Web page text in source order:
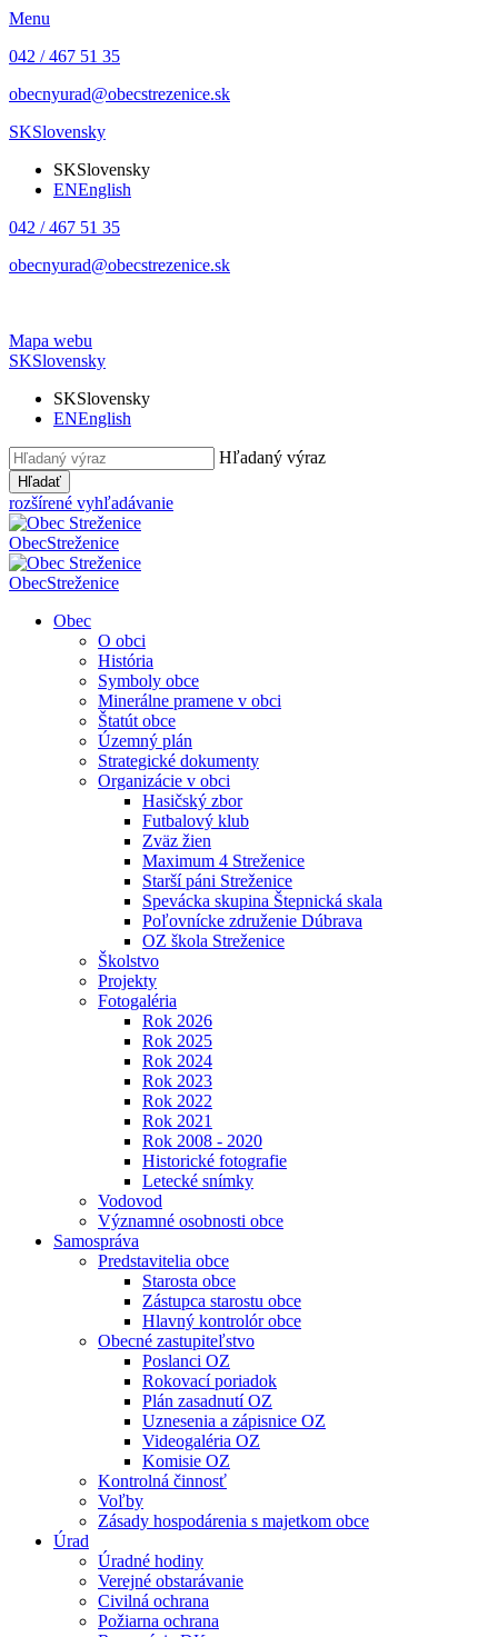
Menu
042 / 467 51 35
obecnyurad@obecstrezenice.sk
SKSlovensky
SKSlovensky
ENEnglish
042 / 467 51 35
obecnyurad@obecstrezenice.sk
Mapa webu
SKSlovensky
SKSlovensky
ENEnglish
Hľadaný výraz
Hľadať
rozšírené vyhľadávanie
ObecStreženice
ObecStreženice
Obec
O obci
História
Symboly obce
Minerálne pramene v obci
Štatút obce
Územný plán
Strategické dokumenty
Organizácie v obci
Hasičský zbor
Futbalový klub
Zväz žien
Maximum 4 Streženice
Starší páni Streženice
Spevácka skupina Štepnická skala
Poľovnícke združenie Dúbrava
OZ škola Streženice
Školstvo
Projekty
Fotogaléria
Rok 2026
Rok 2025
Rok 2024
Rok 2023
Rok 2022
Rok 2021
Rok 2008 - 2020
Historické fotografie
Letecké snímky
Vodovod
Významné osobnosti obce
Samospráva
Predstavitelia obce
Starosta obce
Zástupca starostu obce
Hlavný kontrolór obce
Obecné zastupiteľstvo
Poslanci OZ
Rokovací poriadok
Plán zasadnutí OZ
Uznesenia a zápisnice OZ
Videogaléria OZ
Komisie OZ
Kontrolná činnosť
Voľby
Zásady hospodárenia s majetkom obce
Úrad
Úradné hodiny
Verejné obstarávanie
Civilná ochrana
Požiarna ochrana